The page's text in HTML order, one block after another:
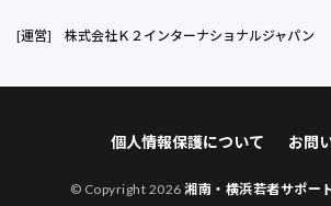
[運営] 株式会社Ｋ２インターナショナルジャパン
個人情報保護について お問
© Copyright 2026湘南・横浜若者サポー